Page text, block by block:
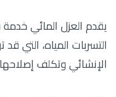
يقدم العزل المائي
التسربات المياه، التي
الإنشائي وتكلف إصلاحها